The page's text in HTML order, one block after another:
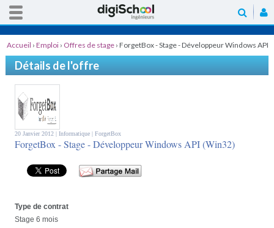
Accueil › Emploi › Offres de stage › ForgetBox - Stage - Développeur Windows API
(Win32)
Détails de l'offre
20 Janvier 2012 | Informatique | ForgetBox
ForgetBox - Stage - Développeur Windows API (Win32)
Type de contrat
Stage 6 mois